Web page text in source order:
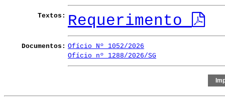
Textos: Requerimento
Documentos: Ofício Nº 1052/2026
Ofício nº 1288/2026/SG